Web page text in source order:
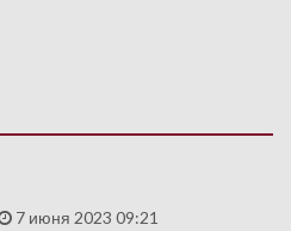
7 июня 2023 09:21